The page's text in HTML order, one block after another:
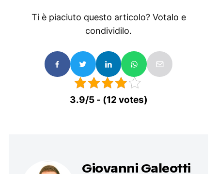
Ti è piaciuto questo articolo? Votalo e
condividilo.
3.9/5 - (12 votes)
Giovanni Galeotti